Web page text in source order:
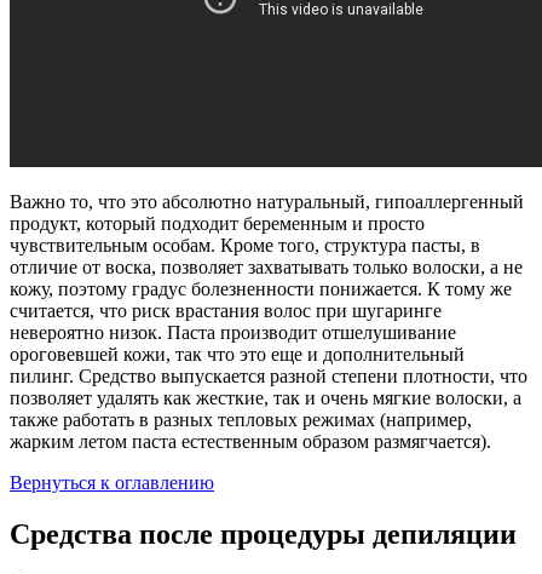
Важно то, что это абсолютно натуральный, гипоаллергенный
продукт, который подходит беременным и просто
чувствительным особам. Кроме того, структура пасты, в
отличие от воска, позволяет захватывать только волоски, а не
кожу, поэтому градус болезненности понижается. К тому же
считается, что риск врастания волос при шугаринге
невероятно низок. Паста производит отшелушивание
ороговевшей кожи, так что это еще и дополнительный
пилинг. Средство выпускается разной степени плотности, что
позволяет удалять как жесткие, так и очень мягкие волоски, а
также работать в разных тепловых режимах (например,
жарким летом паста естественным образом размягчается).
Вернуться к оглавлению
Средства после процедуры депиляции